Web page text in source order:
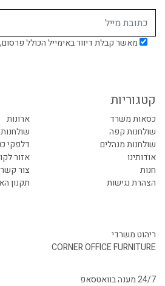
מאשר קבלת דיוור באימייל הכולל
קטגוריות
כסאות משרד
ארונות
שולחנות קפה
שולחנות מנהלים
דלפקי
אודותינו
אזור
חנות
צור קשר
הצהרת נגישות
תקנון
ריהוט משרדי
CORNER OFFICE FURNITURE
24/7 מענה בוואטסאפ